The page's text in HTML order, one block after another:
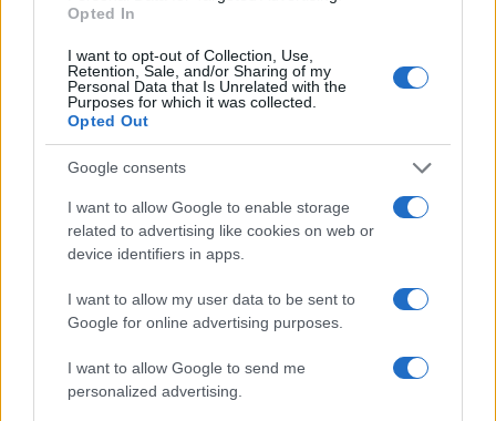
Opted In
I want to opt-out of Collection, Use,
Retention, Sale, and/or Sharing of my
Personal Data that Is Unrelated with the
Purposes for which it was collected.
Opted Out
Google consents
I want to allow Google to enable storage
related to advertising like cookies on web or
device identifiers in apps.
I want to allow my user data to be sent to
Google for online advertising purposes.
I want to allow Google to send me
personalized advertising.